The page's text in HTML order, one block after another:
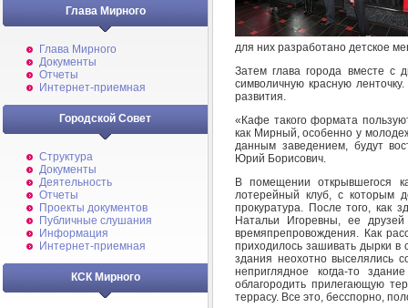
Глава Мирного
Глава Мирного
Документы
Отчеты
Интернет-приемная
Городской Совет
Структура
Документы
Деятельность
Отчеты
Проекты документов
Публичные слушания
Информация
Интернет-приемная
КСК Мирного
для них разработано детское
Затем глава города вместе с
символичную красную
развития.
«Кафе такого формата
как Мирный, особенно у
данным заведением, будут
Юрий Борисович.
В помещении открывшегося
лотерейный клуб, с которым
прокуратура. После того, как
Натальи Игоревны, ее
времяпрепровождения. Как
приходилось зашивать дырки в
здания неохотно выселялись
неприглядное когда-то
облагородить прилегающую
террасу. Все это, бесспорно,